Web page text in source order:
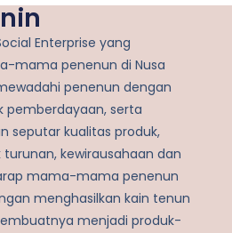
Enterprise yang
mama penenun di Nusa
penenun dengan
serta
seputar kualitas produk,
kewirausahaan dan
mama-mama penenun
menghasilkan kain tenun
menjadi produk-